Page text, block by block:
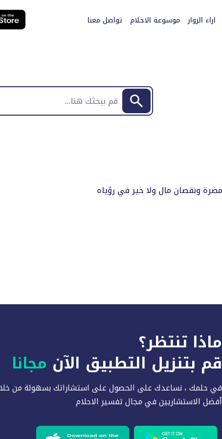
اراء الزوار موسوعة الاحلام تواصل معنا
ماذا تنتظر؟
قم بتنزيل التطبيق الآن مجانا
في حلمك ، نساعدك على الحصول على استشاراتك بسهولة من
أفضل الاستشاريين في مجال تفسير الاحلام